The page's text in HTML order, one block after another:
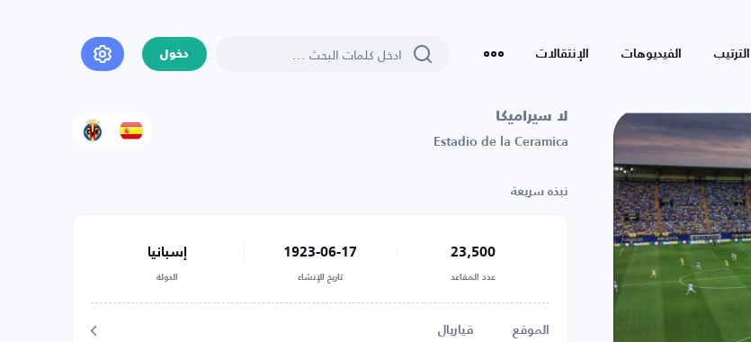
الترتيب الفيديوهات الإنتقالات دخول
لا سيراميكا
Estadio de la Ceramica
نبذه سريعة
23,500
عدد المقاعد
1923-06-17
تاريخ الإنشاء
إسبانيا
الدولة
الموقع فياريال